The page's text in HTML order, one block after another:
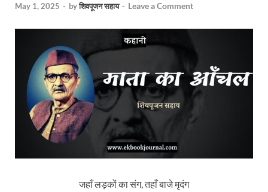
May 1, 2025 - byशिवपूजन सहाय - Leave a Comment
जहाँ लड़कों का संग, तहाँ बाजे मृदंग